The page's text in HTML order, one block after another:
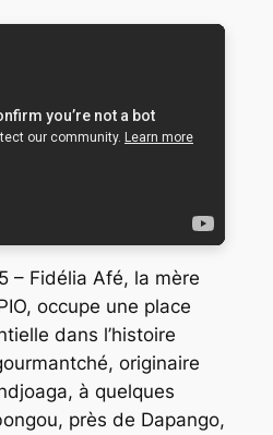
– Fidélia Afé, la mère
occupe une place
dans l’histoire
originaire
à quelques
près de Dapango,